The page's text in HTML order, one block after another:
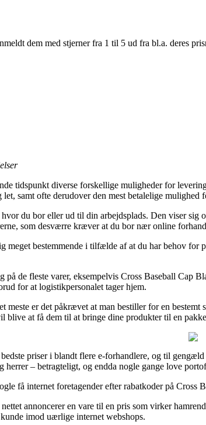
dem med stjerner fra 1 til 5 ud fra bl.a. deres
tidspunkt diverse forskellige muligheder for
samt ofte derudover den mest betalelige
du bor eller ud til din arbejdsplads. Den viser
som desværre kræver at du bor nær online
bestemmende i tilfælde af at du har behov for
på de fleste varer, eksempelvis Cross Baseball
for at logistikpersonalet tager hjem.
er det påkrævet at man bestiller for en
at få dem til at bringe dine produkter til en
priser i blandt flere e-forhandlere, og til
herrer – betragteligt, og endda nogle gange love
få internet foretagender efter rabatkoder på
annoncerer en vare til en pris som virker
imod uærlige internet webshops.